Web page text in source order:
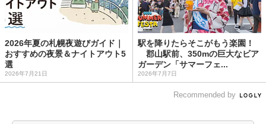
2026年夏の札幌夜遊びガイド｜
おすすめの夜景＆ナイトアウト5
選
2026年7月21日
駅を降りたらそこがもう楽園！
郡山駅前、350mの巨大なビア
ガーデン「サマーフェ...
2026年7月7日
Recommended by